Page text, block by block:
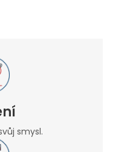
smysl.